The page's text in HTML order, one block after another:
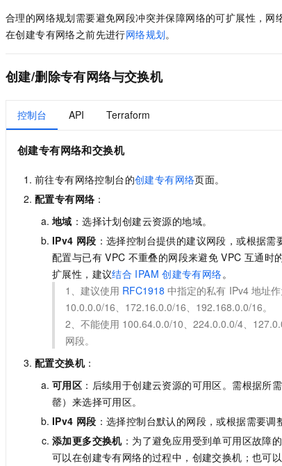
合理的网络规划需要避免网段冲突并保障网络的可扩展性，
在创建专有网络之前先进行网络规划。
创建/删除专有网络与交换机
控制台 API Terraform
创建专有网络和交换机
前往专有网络控制台的创建专有网络页面。
配置专有网络 ：
地域 ：选择计划创建云资源的地域。
IPv4 网段 ：选择控制台提供的建议网段，或根据
配置与已有 VPC 不重叠的网段来避免 VPC 互通时
扩展性，建议结合 IPAM 创建专有网络。
1、建议使用 RFC1918 中指定的私有 IPv4 地址
10.0.0.0/16、172.16.0.0/16、192.168.0.0/16。
2、不能使用 100.64.0.0/10、224.0.0.0/4、
网段。
配置交换机：
可用区 ：后续用于创建云资源的可用区。需根据所
罄）来选择可用区。
IPv4 网段 ：选择控制台默认的网段，或根据需要调
添加更多交换机：为了避免应用受到单可用区故障
可以在创建专有网络的过程中，创建交换机；也可
在企业官网、通讯软件中为客户提供 AI 客服